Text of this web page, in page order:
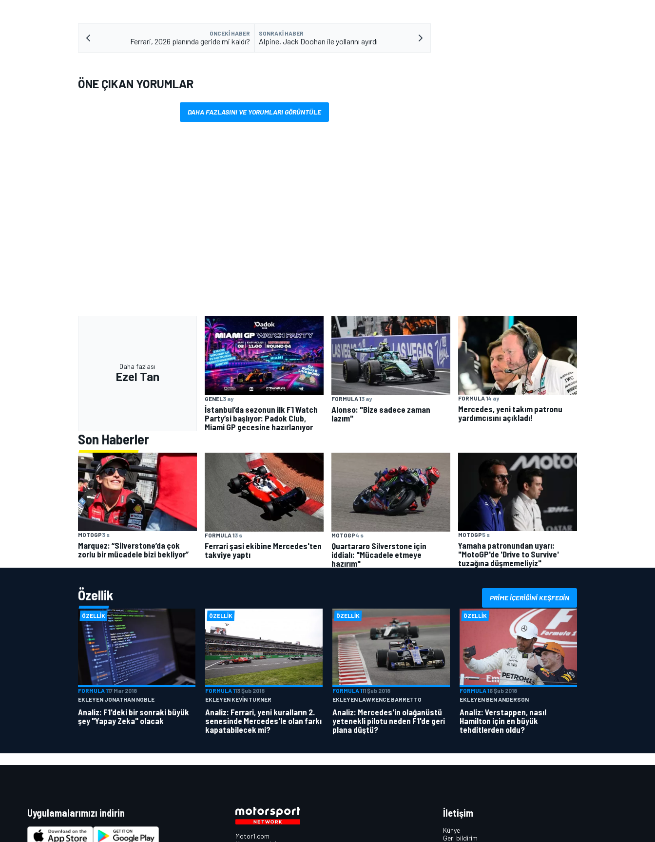
ÖNCEKI HABER
Ferrari, 2026 planında geride mi kaldı?
SONRAKI HABER
Alpine, Jack Doohan ile yollarını ayırdı
ÖNE ÇIKAN YORUMLAR
DAHA FAZLASINI VE YORUMLARI GÖRÜNTÜLE
Daha fazlası
Ezel Tan
GENEL 3 ay
İstanbul’da sezonun ilk F1 Watch
Party’si başlıyor: Padok Club,
Miami GP gecesine hazırlanıyor
FORMULA 13 ay
Alonso: "Bize sadece zaman
lazım"
FORMULA 14 ay
Mercedes, yeni takım patronu
yardımcısını açıkladı!
Son Haberler
MOTOGP3 s
Marquez: “Silverstone’da çok
zorlu bir mücadele bizi bekliyor”
FORMULA 13 s
Ferrari şasi ekibine Mercedes'ten
takviye yaptı
MOTOGP4 s
Quartararo Silverstone için
iddialı: "Mücadele etmeye
hazırım"
MOTOGP5 s
Yamaha patronundan uyarı:
"MotoGP'de 'Drive to Survive'
tuzağına düşmemeliyiz"
Özellik PRIME IÇERIĞINI KEŞFEDIN
ÖZELLIK
FORMULA 117 Mar 2018
EKLEYEN JONATHAN NOBLE
Analiz: F1'deki bir sonraki büyük
şey "Yapay Zeka" olacak
ÖZELLIK
FORMULA 113 Şub 2018
EKLEYEN KEVIN TURNER
Analiz: Ferrari, yeni kuralların 2.
senesinde Mercedes'le olan farkı
kapatabilecek mi?
ÖZELLIK
FORMULA 111 Şub 2018
EKLEYEN LAWRENCE BARRETTO
Analiz: Mercedes'in olağanüstü
yetenekli pilotu neden F1'de geri
plana düştü?
ÖZELLIK
FORMULA 16 Şub 2018
EKLEYEN BEN ANDERSON
Analiz: Verstappen, nasıl
Hamilton için en büyük
tehditlerden oldu?
Uygulamalarımızı indirin
Motor1.com
İletişim
Künye
Geri bildirim